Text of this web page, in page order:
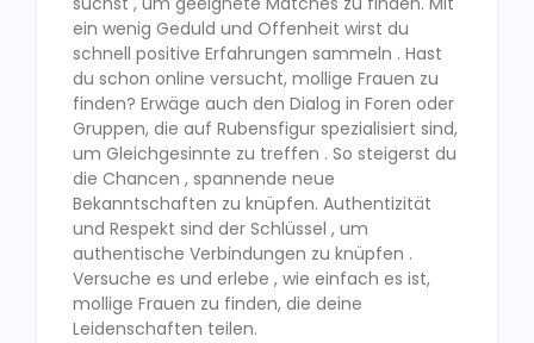
ein wenig Geduld und Offenheit wirst du
schnell positive Erfahrungen sammeln . Hast
du schon online versucht, mollige Frauen zu
finden? Erwäge auch den Dialog in Foren oder
Gruppen, die auf Rubensfigur spezialisiert sind,
um Gleichgesinnte zu treffen . So steigerst du
die Chancen , spannende neue
Bekanntschaften zu knüpfen. Authentizität
und Respekt sind der Schlüssel , um
authentische Verbindungen zu knüpfen .
Versuche es und erlebe , wie einfach es ist,
mollige Frauen zu finden, die deine
Leidenschaften teilen.